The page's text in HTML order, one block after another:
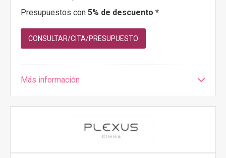
Presupuestos con 5% de descuento *
CONSULTAR/CITA/PRESUPUESTO
Más información